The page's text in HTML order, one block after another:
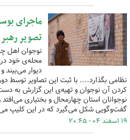
ماجرای
تصویر
نوجوان اهل
محله‌ی خود
دیوار می‌بیند
نظامی بگذارد.... با ثبت این تصاویر توسط
کردن آن نوجوان و تهیه‌ی این گزارش به
نوجوانان استان چهارمحال و بختیاری
گفت‌وگویی شکل می‌گیرد که در این کلیپ
۱۹ اسفند ۰۴ - ۲۰:۴۵